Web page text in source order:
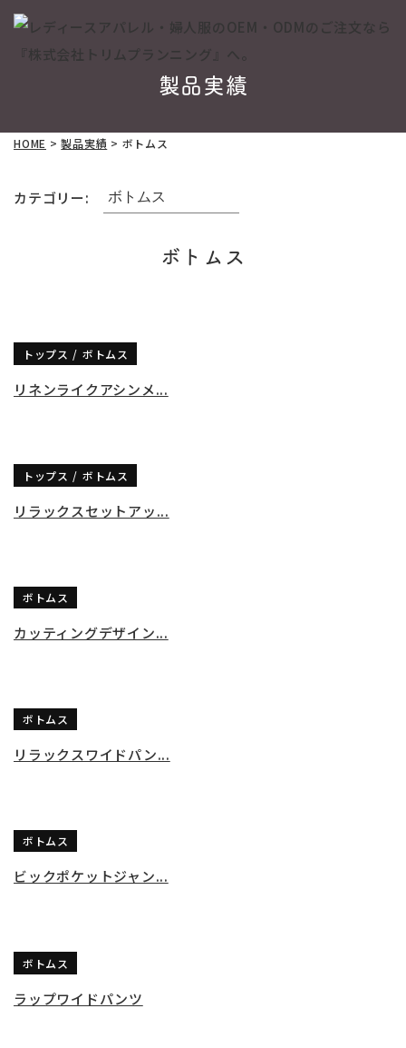
製品実績
HOME >製品実績 > ボトムス
カテゴリー:
ボトムス
トップス ボトムス
リネンライクアシンメ...
トップス ボトムス
リラックスセットアッ...
ボトムス
カッティングデザイン...
ボトムス
リラックスワイドパン...
ボトムス
ビックポケットジャン...
ボトムス
ラップワイドパンツ